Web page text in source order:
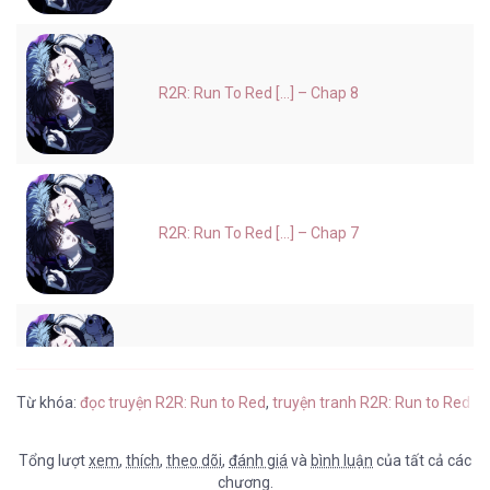
R2R: Run To Red [...] – Chap 8
R2R: Run To Red [...] – Chap 7
Từ khóa: đọc truyện R2R: Run to Red, truyện tranh R2R: Run to Red
Tổng lượtxem, thích, theo dõi, đánh giávà bình luận của tất cả các
chương.